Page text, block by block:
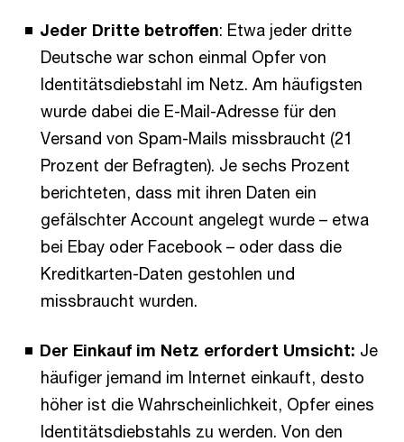
Jeder Dritte betroffen: Etwa jeder dritte
Deutsche war schon einmal Opfer von
Identitätsdiebstahl im Netz. Am häufigsten
wurde dabei die E-Mail-Adresse für den
Versand von Spam-Mails missbraucht (21
Prozent der Befragten). Je sechs Prozent
berichteten, dass mit ihren Daten ein
gefälschter Account angelegt wurde – etwa
bei Ebay oder Facebook – oder dass die
Kreditkarten-Daten gestohlen und
missbraucht wurden.
Der Einkauf im Netz erfordert Umsicht: Je
häufiger jemand im Internet einkauft, desto
höher ist die Wahrscheinlichkeit, Opfer eines
Identitätsdiebstahls zu werden. Von den